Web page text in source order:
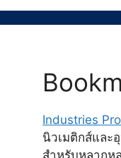
Industries
นิวเมติกส์และ
สำหรับหลากห